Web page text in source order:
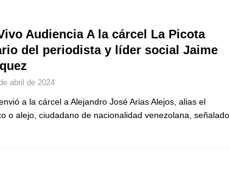
Vargas JUDICIALES
examen toxicológico a exdirectora del Dapre Angie Rodríguez
de la banda presidencial que portará Abelardo De La
de un sastre colombiano reconocido en el mundo
Audiencia A la cárcel La Picota
del periodista y líder social Jaime
abril de 2024
a la cárcel a Alejandro José Arias Alejos, alias el
o alejo, ciudadano de nacionalidad venezolana, señalado